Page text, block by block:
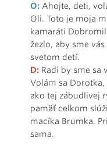
O: Ahojte, deti,
Oli. Toto je moja
kamaráti
žezlo, aby sme
svetom detí.
D: Radi by sme sa
Volám sa
ako tej zábudlivej
pamäť celkom
macíka Brumka.
sama.